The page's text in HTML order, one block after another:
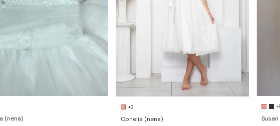
(nena)
+2
Ophelia (nena)
+1